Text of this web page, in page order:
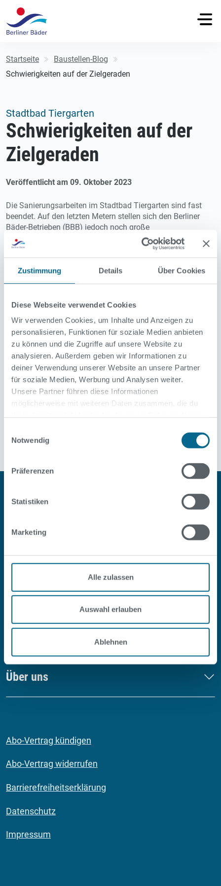
Zustimmung Details Über Cookies
Diese Webseite verwendet Cookies
Wir verwenden Cookies, um Inhalte und Anzeigen zu
personalisieren, Funktionen für soziale Medien anbieten
zu können und die Zugriffe auf unsere Website zu
analysieren. Außerdem geben wir Informationen zu
deiner Verwendung unserer Website an unsere Partner
für soziale Medien, Werbung und Analysen weiter.
Unsere Partner führen diese Informationen
möglicherweise mit weiteren Daten zusammen, die du
Notwendig
Präferenzen
Statistiken
Marketing
Alle zulassen
Auswahl erlauben
Ablehnen
Startseite
Baustellen-Blog
Schwierigkeiten auf der Zielgeraden
Stadtbad Tiergarten
Schwierigkeiten auf der
Zielgeraden
Veröffentlicht am 09. Oktober 2023
Die Sanierungsarbeiten im Stadtbad Tiergarten sind fast
beendet. Auf den letzten Metern stellen sich den Berliner
Bäder-Betrieben (BBB) jedoch noch große
Herausforderungen. Aufgrund von Lieferschwierigkeiten
fehlen in den Umkleide- und Sanitärbereichen noch Türen
und Trennwände und am Beckenumgang des
Sprungbeckens konnten die Fliesenarbeiten nicht komplett
beendet werden.
Derzeit bereiten die BBB das Stadtbad Tiergarten vorerst für
vor. Erst wenn alle noch anstehenden Nacharbeiten
fertiggestellt sind, kann die Schwimmhalle auch wieder der
Öffentlichkeit und Schulen zur Verfügung gestellt werden.
Bis dahin bitten wir noch um Geduld
Alle News
#SOPOOLISTNURBERLIN
Instagram Youtube
Über uns
Abo-Vertrag kündigen
Abo-Vertrag widerrufen
Barrierefreiheitserklärung
Datenschutz
Impressum